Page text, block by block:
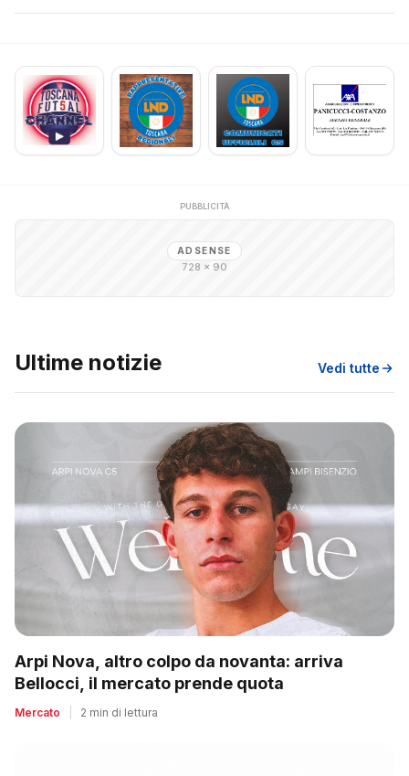
PUBBLICITÀ
ADSENSE
728 × 90
Ultime notizie Vedi tutte
Arpi Nova, altro colpo da novanta: arriva
Bellocci, il mercato prende quota
Mercato 2 min di lettura